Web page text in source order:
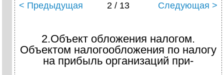
< Предыдущая 2 / 13 Следующая >
2.Объект обложения налогом.
Объектом налогообложения по налогу
на прибыль организаций при-